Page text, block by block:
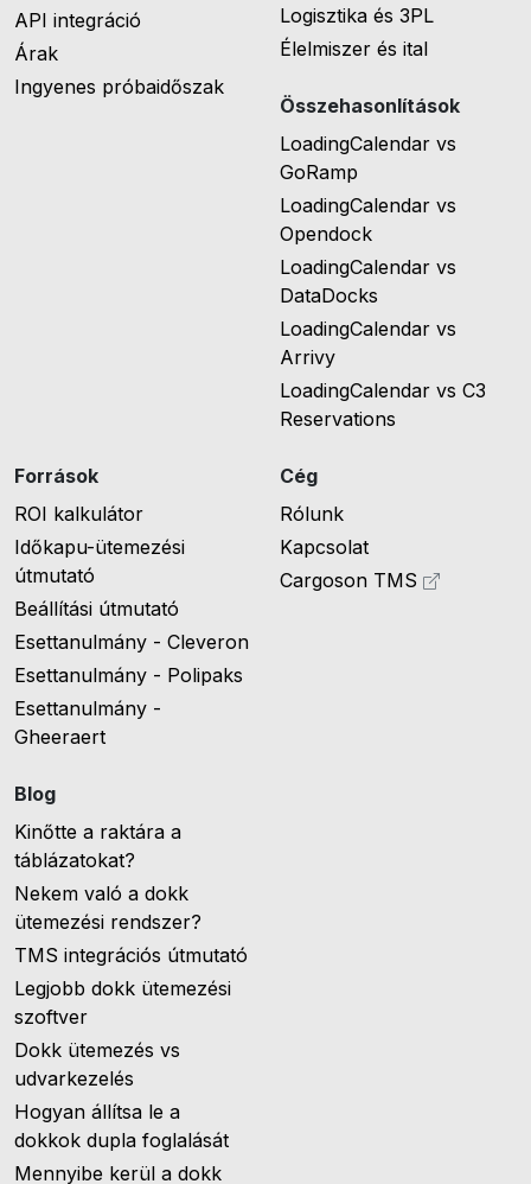
API integráció
Árak
Ingyenes próbaidőszak
Logisztika és 3PL
Élelmiszer és ital
Összehasonlítások
LoadingCalendar vs
GoRamp
LoadingCalendar vs
Opendock
LoadingCalendar vs
DataDocks
LoadingCalendar vs
Arrivy
LoadingCalendar vs C3
Reservations
Források
ROI kalkulátor
Időkapu-ütemezési
útmutató
Beállítási útmutató
Esettanulmány - Cleveron
Esettanulmány - Polipaks
Esettanulmány -
Gheeraert
Blog
Kinőtte a raktára a
táblázatokat?
Nekem való a dokk
ütemezési rendszer?
TMS integrációs útmutató
Legjobb dokk ütemezési
szoftver
Dokk ütemezés vs
udvarkezelés
Hogyan állítsa le a
dokkok dupla foglalását
Mennyibe kerül a dokk
Cég
Rólunk
Kapcsolat
Cargoson TMS